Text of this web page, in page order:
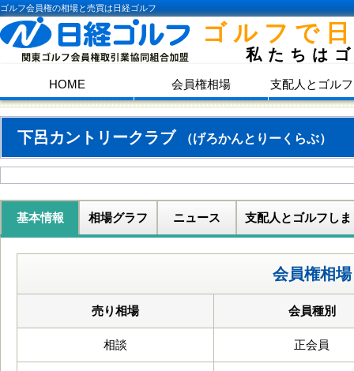
ゴルフ会員権の相場と売買は日経ゴルフ
ゴルフで
私たちは
HOME 会員権相場 支配人とゴル
下呂カントリークラブ （げろかんとりーくらぶ）
基本情報 相場グラフ ニュース 支配人とゴルフしま
会員権相場
売り相場 会員種別
相談 正会員